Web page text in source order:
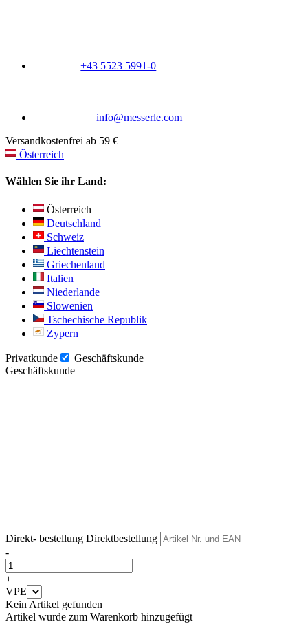
+43 5523 5991-0
info@messerle.com
Versandkostenfrei ab 59 €
Österreich
Wählen Sie ihr Land:
Österreich
Deutschland
Schweiz
Liechtenstein
Griechenland
Italien
Niederlande
Slowenien
Tschechische Republik
Zypern
Privatkunde
Geschäftskunde
Geschäftskunde
Direkt- bestellung Direktbestellung
-
+
VPE
Kein Artikel gefunden
Artikel wurde zum Warenkorb hinzugefügt